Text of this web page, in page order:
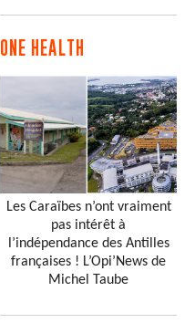
ONE HEALTH
Les Caraïbes n’ont vraiment
pas intérêt à
l’indépendance des Antilles
françaises ! L’Opi’News de
Michel Taube